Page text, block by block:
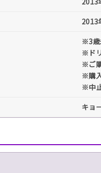
2013
※3歳
※ド
※ご
※購
※中
キョ